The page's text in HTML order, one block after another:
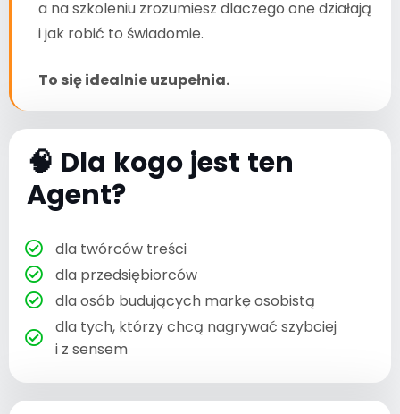
a na szkoleniu zrozumiesz dlaczego one działają
i jak robić to świadomie.
To się idealnie uzupełnia.
🧠 Dla kogo jest ten
Agent?
dla twórców treści
dla przedsiębiorców
dla osób budujących markę osobistą
dla tych, którzy chcą nagrywać szybciej
i z sensem